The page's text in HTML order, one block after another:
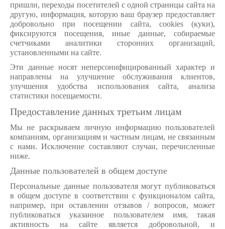
пришли, переходы посетителей с одной страницы сайта на
другую, информация, которую ваш браузер предоставляет
добровольно при посещении сайта, cookies (куки),
фиксируются посещения, иные данные, собираемые
счетчиками аналитики сторонних организаций,
установленными на сайте.
Эти данные носят неперсонифицированный характер и
направлены на улучшение обслуживания клиентов,
улучшения удобства использования сайта, анализа
статистики посещаемости.
Предоставление данных третьим лицам
Мы не раскрываем личную информацию пользователей
компаниям, организациям и частным лицам, не связанным
с нами. Исключение составляют случаи, перечисленные
ниже.
Данные пользователей в общем доступе
Персональные данные пользователя могут публиковаться
в общем доступе в соответствии с функционалом сайта,
например, при оставлении отзывов / вопросов, может
публиковаться указанное пользователем имя, такая
активность на сайте является добровольной, и